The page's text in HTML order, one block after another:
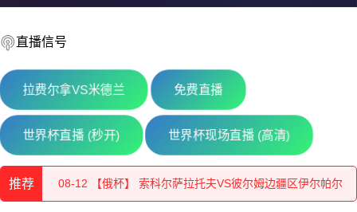
直播信号
拉费尔拿VS米德兰 免费直播
世界杯直播 (秒开) 世界杯现场直播 (高清)
推荐
08-12 【俄杯】 佩夏诺科普斯科耶海鸥VS伊兹别尔巴什石油
08-12 【俄杯】 莫斯科切尔塔诺沃VS赤塔足球学校
08-12 【俄杯】 索科尔萨拉托夫VS彼尔姆边疆区伊尔帕尔